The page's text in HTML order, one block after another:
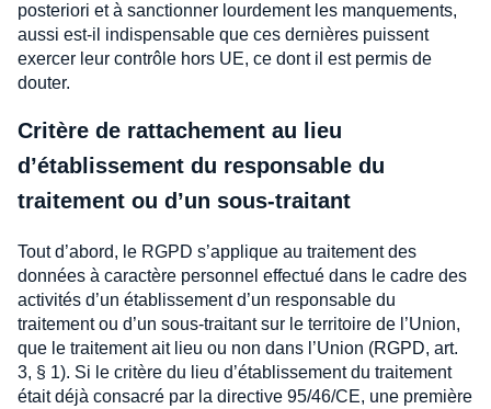
posteriori et à sanctionner lourdement les manquements,
aussi est-il indispensable que ces dernières puissent
exercer leur contrôle hors UE, ce dont il est permis de
douter.
Critère de rattachement au lieu
d’établissement du responsable du
traitement ou d’un sous-traitant
Tout d’abord, le RGPD s’applique au traitement des
données à caractère personnel effectué dans le cadre des
activités d’un établissement d’un responsable du
traitement ou d’un sous-traitant sur le territoire de l’Union,
que le traitement ait lieu ou non dans l’Union (RGPD, art.
3, § 1). Si le critère du lieu d’établissement du traitement
était déjà consacré par la directive 95/46/CE, une première